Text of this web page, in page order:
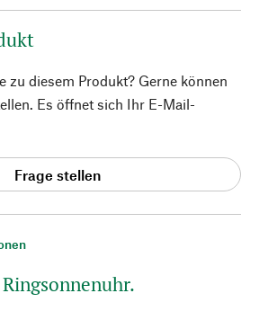
zu diesem Produkt? Gerne können
Es öffnet sich Ihr E-Mail-
Frage stellen